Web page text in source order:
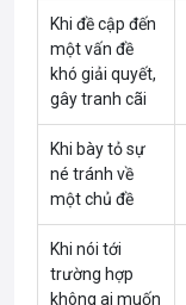
Khi đề cập đến
một vấn đề
khó giải quyết,
gây tranh cãi
Khi bày tỏ sự
né tránh về
một chủ đề
Khi nói tới
trường hợp
không ai muốn